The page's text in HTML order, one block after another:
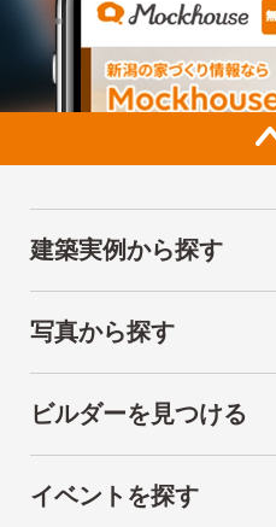
建築実例から探す
写真から探す
ビルダーを見つける
イベントを探す